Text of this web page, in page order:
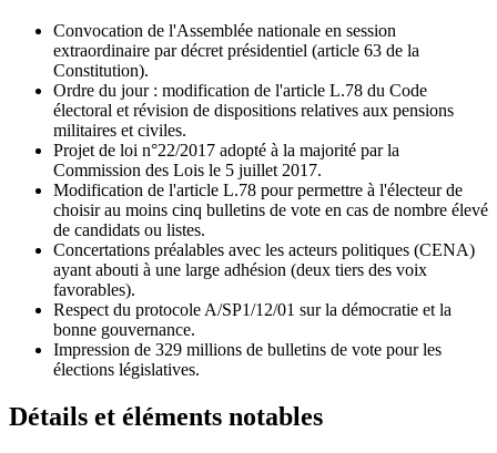
Convocation de l'Assemblée nationale en session
extraordinaire par décret présidentiel (article 63 de la
Constitution).
Ordre du jour : modification de l'article L.78 du Code
électoral et révision de dispositions relatives aux pensions
militaires et civiles.
Projet de loi n°22/2017 adopté à la majorité par la
Commission des Lois le 5 juillet 2017.
Modification de l'article L.78 pour permettre à l'électeur de
choisir au moins cinq bulletins de vote en cas de nombre élevé
de candidats ou listes.
Concertations préalables avec les acteurs politiques (CENA)
ayant abouti à une large adhésion (deux tiers des voix
favorables).
Respect du protocole A/SP1/12/01 sur la démocratie et la
bonne gouvernance.
Impression de 329 millions de bulletins de vote pour les
élections législatives.
Détails et éléments notables